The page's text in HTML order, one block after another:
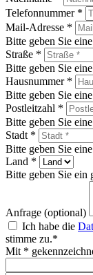
Telefonnummer *
Mail-Adresse *
Bitte geben Sie
Straße *
Bitte geben Sie
Hausnummer *
Bitte geben Sie
Postleitzahl *
Bitte geben Sie
Stadt *
Bitte geben Sie
Land *
Bitte geben Sie ein
Anfrage (optional)
Ich habe die
stimme zu.*
Mit *